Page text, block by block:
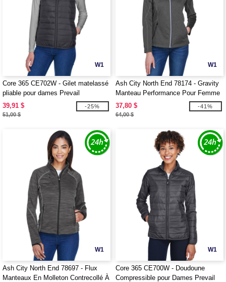
W1
Core 365 CE702W - Gilet matelassé
pliable pour dames Prevail
39,91 $
51,00 $
-25%
W1
Ash City North End 78174 - Gravity
Manteau Performance Pour Femme
En Molleton
37,80 $
64,00 $
-41%
W1
Ash City North End 78697 - Flux
Manteaux En Molleton Contrecollé À
W1
Core 365 CE700W - Doudoune
Compressible pour Dames Prevail